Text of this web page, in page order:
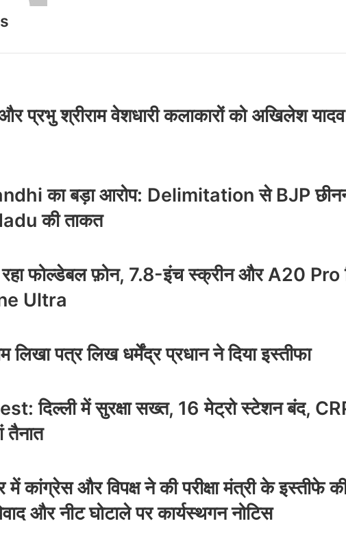
प्रभु श्रीराम वेशधारी कलाकारों को अखिलेश
का बड़ा आरोप: Delimitation से BJP
की ताकत
फोल्डेबल फ़ोन, 7.8-इंच स्क्रीन और A20 Pro
Ultra
लिखा पत्र लिख धर्मेंद्र प्रधान ने दिया इस्तीफा
दिल्ली में सुरक्षा सख्त, 16 मेट्रो स्टेशन बंद,
तैनात
कांग्रेस और विपक्ष ने की परीक्षा मंत्री के इस्तीफे
और नीट घोटाले पर कार्यस्थगन नोटिस